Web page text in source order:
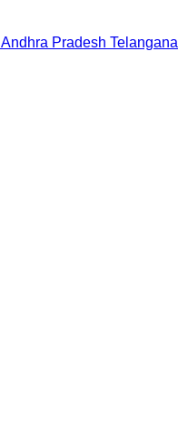
Andhra Pradesh Telangana